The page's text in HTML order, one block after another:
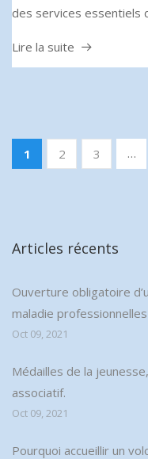
des services essentiels
Lire la suite
1 2 3 …
Articles récents
Ouverture obligatoire
maladie professionnelles
Oct 09, 2021
Médailles de la
associatif.
Oct 09, 2021
Pourquoi accueillir un